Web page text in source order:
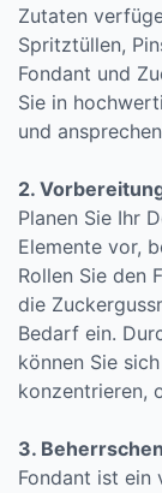
Zutaten
Spritztüllen,
Fondant und
Sie in
und
2.
Planen Sie Ihr
Elemente vor,
Rollen Sie den
die
Bedarf ein.
können Sie
konzentrieren,
3.
Fondant ist ein